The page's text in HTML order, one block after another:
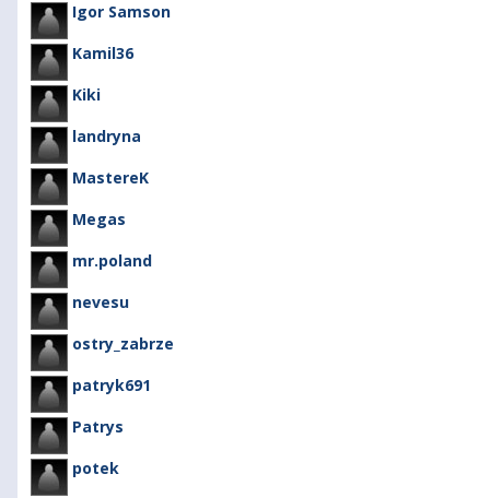
Igor Samson
Kamil36
Kiki
landryna
MastereK
Megas
mr.poland
nevesu
ostry_zabrze
patryk691
Patrys
potek